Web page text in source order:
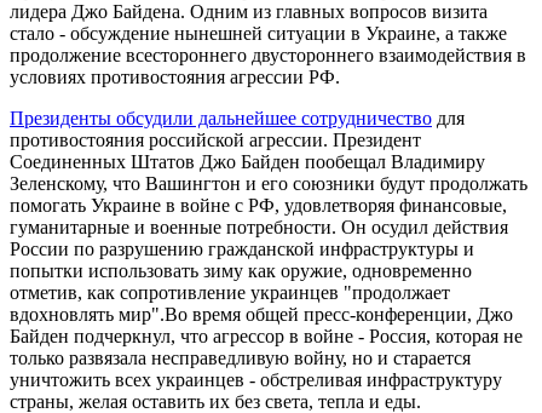
лидера Джо Байдена. Одним из главных вопросов визита
стало - обсуждение нынешней ситуации в Украине, а также
продолжение всестороннего двустороннего взаимодействия в
условиях противостояния агрессии РФ.
Президенты обсудили дальнейшее сотрудничество для
противостояния российской агрессии. Президент
Соединенных Штатов Джо Байден пообещал Владимиру
Зеленскому, что Вашингтон и его союзники будут продолжать
помогать Украине в войне с РФ, удовлетворяя финансовые,
гуманитарные и военные потребности. Он осудил действия
России по разрушению гражданской инфраструктуры и
попытки использовать зиму как оружие, одновременно
отметив, как сопротивление украинцев "продолжает
вдохновлять мир".Во время общей пресс-конференции, Джо
Байден подчеркнул, что агрессор в войне - Россия, которая не
только развязала несправедливую войну, но и старается
уничтожить всех украинцев - обстреливая инфраструктуру
страны, желая оставить их без света, тепла и еды.